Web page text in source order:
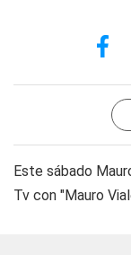
Este sábado
Tv con "Mauro